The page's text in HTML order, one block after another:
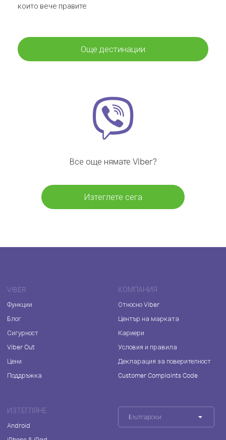
които вече правите
Още дестинации
Все още нямате Viber?
Изтеглете сега
VIBER
Функции
Блог
Сигурност
Viber Out
Цени
Поддръжка
КОМПАНИЯ
Относно Viber
Център на марката
Кариери
Условия и правила
Декларация за поверителност
Customer Complaints Code
ИЗТЕГЛЯНЕ
Android
Български